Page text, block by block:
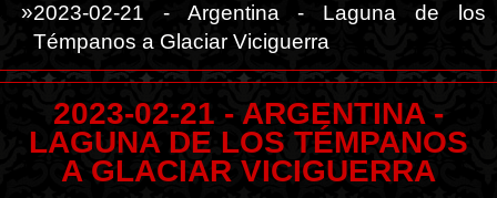
2023-02-21 - Argentina - Laguna de los
Témpanos a Glaciar Viciguerra
2023-02-21 - ARGENTINA -
LAGUNA DE LOS TÉMPANOS
A GLACIAR VICIGUERRA